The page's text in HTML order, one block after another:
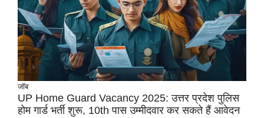
जॉब
UP Home Guard Vacancy 2025: उत्तर प्रदेश पुलिस
होम गार्ड भर्ती शुरू, 10th पास उम्मीदवार कर सकते हैं आवेदन